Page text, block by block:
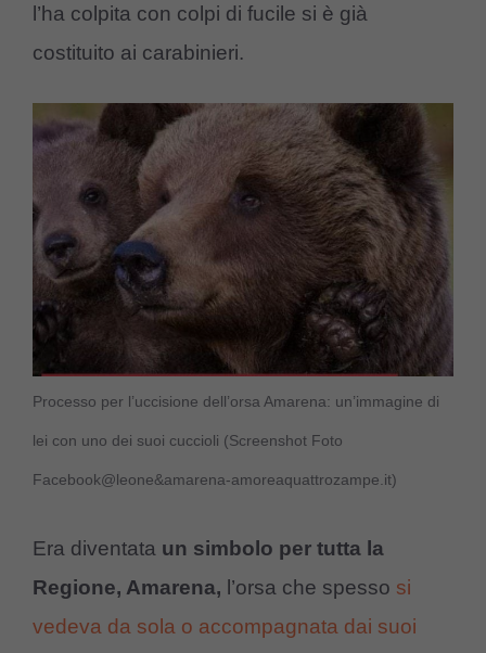
l’ha colpita con colpi di fucile si è già
costituito ai carabinieri.
Processo per l’uccisione dell’orsa Amarena: un’immagine di
lei con uno dei suoi cuccioli (Screenshot Foto
Facebook@leone&amarena-amoreaquattrozampe.it)
Era diventata un simbolo per tutta la
Regione, Amarena, l’orsa che spesso si
vedeva da sola o accompagnata dai suoi